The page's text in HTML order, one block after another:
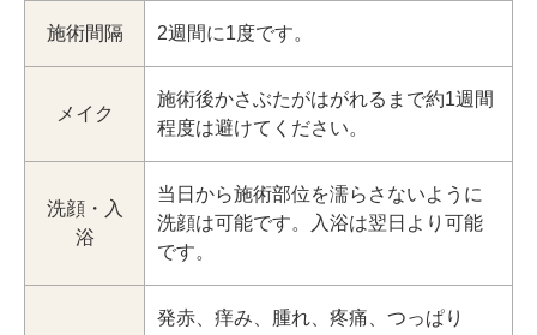
施術間隔 2週間に1度です。
メイク
施術後かさぶたがはがれるまで約1週間
程度は避けてください。
洗顔・入
浴
当日から施術部位を濡らさないように
洗顔は可能です。入浴は翌日より可能
です。
発赤、痒み、腫れ、疼痛、つっぱり